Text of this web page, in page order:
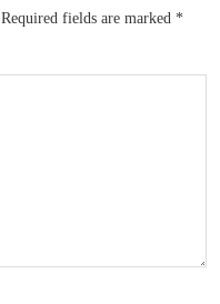
Required fields are marked *